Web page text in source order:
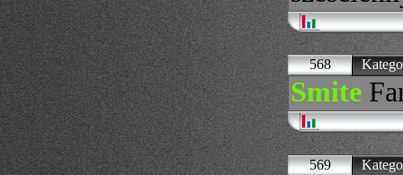
568
Smite
569